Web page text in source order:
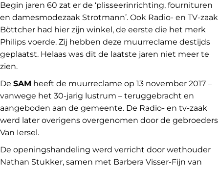
Begin jaren 60 zat er de ‘plisseerinrichting, fournituren
en damesmodezaak Strotmann’. Ook Radio- en TV-zaak
Böttcher had hier zijn winkel, de eerste die het merk
Philips voerde. Zij hebben deze muurreclame destijds
geplaatst. Helaas was dit de laatste jaren niet meer te
zien.
De SAM heeft de muurreclame op 13 november 2017 –
vanwege het 30-jarig lustrum – teruggebracht en
aangeboden aan de gemeente. De Radio- en tv-zaak
werd later overigens overgenomen door de gebroeders
Van Iersel.
De openingshandeling werd verricht door wethouder
Nathan Stukker, samen met Barbera Visser-Fijn van